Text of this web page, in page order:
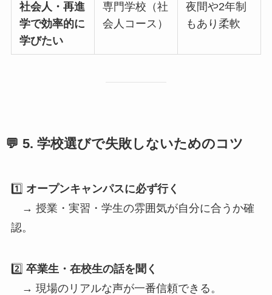
社会人・再進
学で効率的に
学びたい
専門学校（社
会人コース）
夜間や2年制
もあり柔軟
💬 5. 学校選びで失敗しないためのコツ
1️⃣ オープンキャンパスに必ず行く
→ 授業・実習・学生の雰囲気が自分に合うか確
認。
2️⃣ 卒業生・在校生の話を聞く
→ 現場のリアルな声が一番信頼できる。